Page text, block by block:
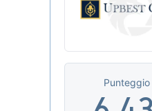
Punteggio
4
5 3